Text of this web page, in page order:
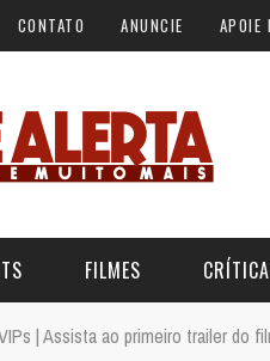
CONTATO ANUNCIE APOIE
FILMES
| Assista ao primeiro trailer do